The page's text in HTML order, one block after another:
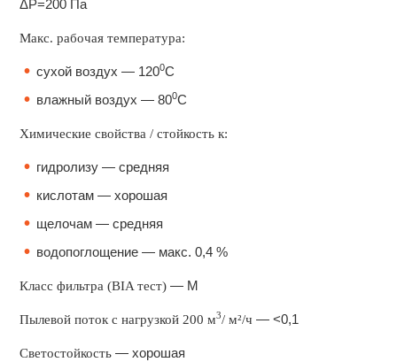
ΔP=200 Па
Макс. рабочая температура:
сухой воздух — 1200С
влажный воздух — 800С
Химические свойства / стойкость к:
гидролизу — средняя
кислотам — хорошая
щелочам — средняя
водопоглощение — макс. 0,4 %
Класс фильтра (BIA тест) — М
Пылевой поток с нагрузкой 200 м3/ м²/ч — ˂0,1
Светостойкость — хорошая